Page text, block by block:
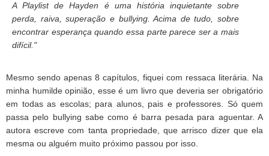
A Playlist de Hayden é uma história inquietante sobre
perda, raiva, superação e bullying. Acima de tudo, sobre
encontrar esperança quando essa parte parece ser a mais
difícil."
Mesmo sendo apenas 8 capítulos, fiquei com ressaca literária. Na
minha humilde opinião, esse é um livro que deveria ser obrigatório
em todas as escolas; para alunos, pais e professores. Só quem
passa pelo bullying sabe como é barra pesada para aguentar. A
autora escreve com tanta propriedade, que arrisco dizer que ela
mesma ou alguém muito próximo passou por isso.